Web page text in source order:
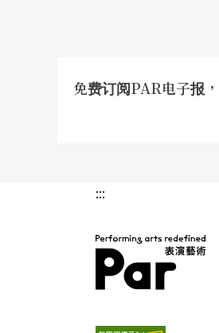
免费订阅PAR电子报
:::